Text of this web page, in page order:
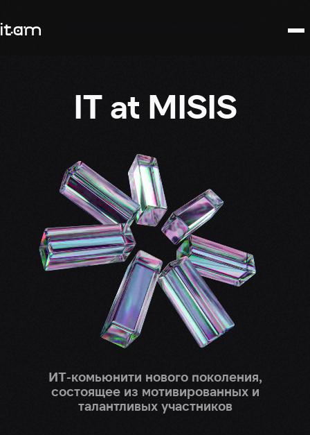
IT at MISIS
ИТ-комьюнити нового поколения,
состоящее из мотивированных и
талантливых участников